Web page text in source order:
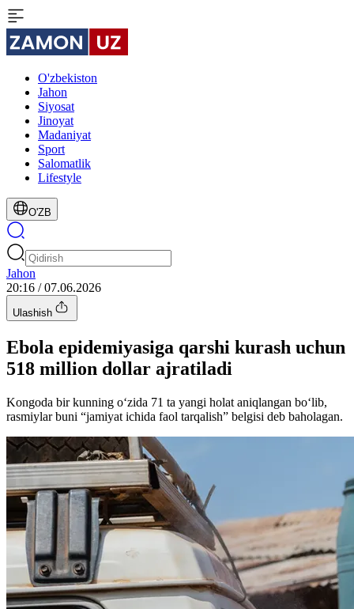
O'zbekiston
Jahon
Siyosat
Jinoyat
Madaniyat
Sport
Salomatlik
Lifestyle
O'ZB
Jahon
20:16 / 07.06.2026
Ulashish
Ebola epidemiyasiga qarshi kurash uchun
518 million dollar ajratiladi
Kongoda bir kunning o‘zida 71 ta yangi holat aniqlangan bo‘lib,
rasmiylar buni “jamiyat ichida faol tarqalish” belgisi deb baholagan.